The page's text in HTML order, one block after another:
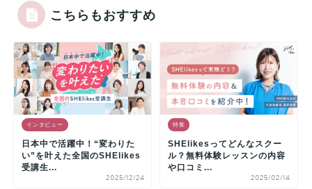
こちらもおすすめ
インタビュー
日本中で活躍中！“変わりた
い”を叶えた全国のSHElikes
受講生...
2025/12/24
特集
SHElikesってどんなスクー
ル？無料体験レッスンの内容
や口コミ...
2025/02/14